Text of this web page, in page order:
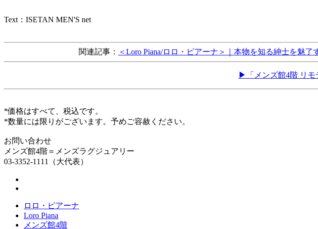
Text：ISETAN MEN'S net
関連記事： ＜Loro Piana/ロロ・ピアーナ＞｜本物を知る紳士を魅
▶「メンズ館4階 リモ
*価格はすべて、税込です。
*数量には限りがございます。予めご容赦ください。
お問い合わせ
メンズ館4階＝メンズラグジュアリー
03-3352-1111（大代表）
ロロ・ピアーナ
Loro Piana
メンズ館4階